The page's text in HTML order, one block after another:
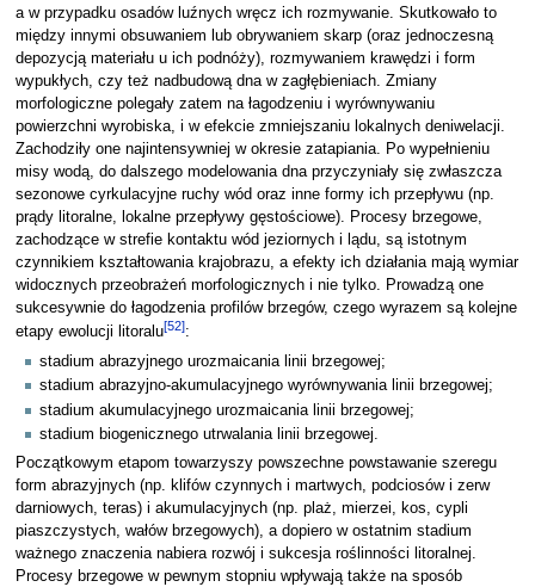
a w przypadku osadów luźnych wręcz ich rozmywanie. Skutkowało to
między innymi obsuwaniem lub obrywaniem skarp (oraz jednoczesną
depozycją materiału u ich podnóży), rozmywaniem krawędzi i form
wypukłych, czy też nadbudową dna w zagłębieniach. Zmiany
morfologiczne polegały zatem na łagodzeniu i wyrównywaniu
powierzchni wyrobiska, i w efekcie zmniejszaniu lokalnych deniwelacji.
Zachodziły one najintensywniej w okresie zatapiania. Po wypełnieniu
misy wodą, do dalszego modelowania dna przyczyniały się zwłaszcza
sezonowe cyrkulacyjne ruchy wód oraz inne formy ich przepływu (np.
prądy litoralne, lokalne przepływy gęstościowe). Procesy brzegowe,
zachodzące w strefie kontaktu wód jeziornych i lądu, są istotnym
czynnikiem kształtowania krajobrazu, a efekty ich działania mają wymiar
widocznych przeobrażeń morfologicznych i nie tylko. Prowadzą one
sukcesywnie do łagodzenia profilów brzegów, czego wyrazem są kolejne
etapy ewolucji litoralu[52]:
stadium abrazyjnego urozmaicania linii brzegowej;
stadium abrazyjno-akumulacyjnego wyrównywania linii brzegowej;
stadium akumulacyjnego urozmaicania linii brzegowej;
stadium biogenicznego utrwalania linii brzegowej.
Początkowym etapom towarzyszy powszechne powstawanie szeregu
form abrazyjnych (np. klifów czynnych i martwych, podciosów i zerw
darniowych, teras) i akumulacyjnych (np. plaż, mierzei, kos, cypli
piaszczystych, wałów brzegowych), a dopiero w ostatnim stadium
ważnego znaczenia nabiera rozwój i sukcesja roślinności litoralnej.
Procesy brzegowe w pewnym stopniu wpływają także na sposób